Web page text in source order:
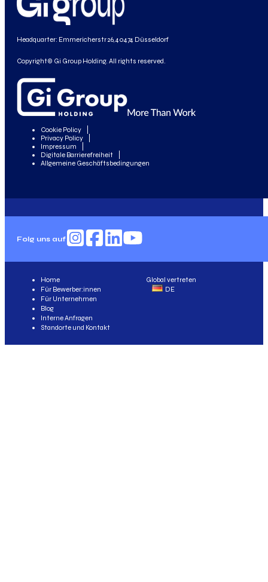
Headquarter: Emmericherstr 26, 40474 Düsseldorf
Copyright© Gi Group Holding. All rights reserved.
Cookie Policy
Privacy Policy
Impressum
Digitale Barrierefreiheit
Allgemeine Geschäftsbedingungen
Folg uns auf
Global vertreten
DE
Home
Für Bewerber:innen
Für Unternehmen
Blog
Interne Anfragen
Standorte und Kontakt